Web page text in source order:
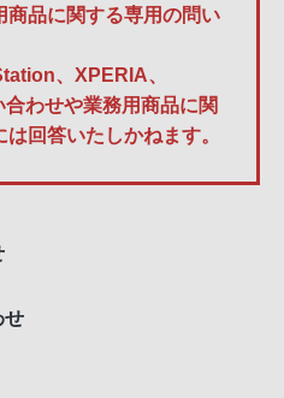
商品に関する専用の問い
、XPERIA、
わせや業務用商品に関
回答いたしかねます。
せ